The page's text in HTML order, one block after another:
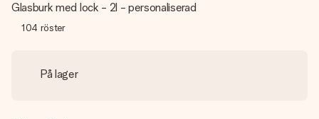
Glasburk med lock - 2l - personaliserad
104 röster
På lager